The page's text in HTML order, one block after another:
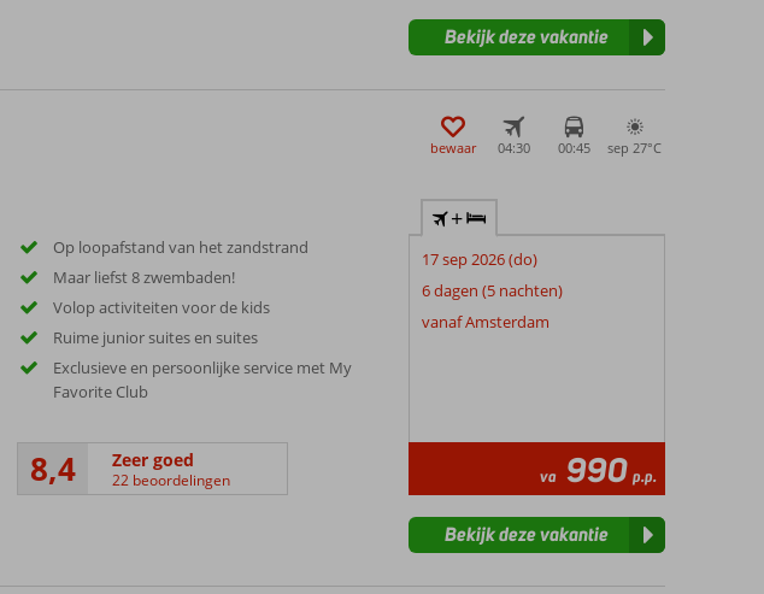
Bekijk deze vakantie
bewaar 04:30 00:45 sep 27°C
Op loopafstand van het zandstrand
Maar liefst 8 zwembaden!
Volop activiteiten voor de kids
Ruime junior suites en suites
Exclusieve en persoonlijke service met My
Favorite Club
8,4 Zeer goed
22 beoordelingen
+
17 sep 2026 (do)
6 dagen (5 nachten)
vanaf Amsterdam
va 990 p.p.
Bekijk deze vakantie